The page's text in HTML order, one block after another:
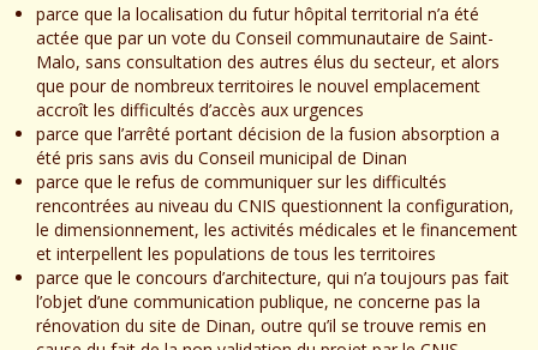
parce que la localisation du futur hôpital territorial n’a été
actée que par un vote du Conseil communautaire de Saint-
Malo, sans consultation des autres élus du secteur, et alors
que pour de nombreux territoires le nouvel emplacement
accroît les difficultés d’accès aux urgences
parce que l’arrêté portant décision de la fusion absorption a
été pris sans avis du Conseil municipal de Dinan
parce que le refus de communiquer sur les difficultés
rencontrées au niveau du CNIS questionnent la configuration,
le dimensionnement, les activités médicales et le financement
et interpellent les populations de tous les territoires
parce que le concours d’architecture, qui n’a toujours pas fait
l’objet d’une communication publique, ne concerne pas la
rénovation du site de Dinan, outre qu’il se trouve remis en